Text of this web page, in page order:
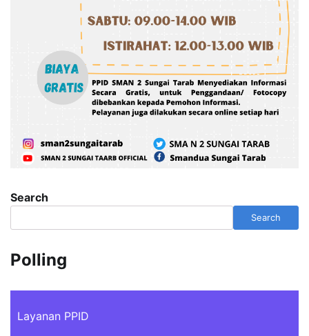
Search
Search
Polling
Layanan PPID